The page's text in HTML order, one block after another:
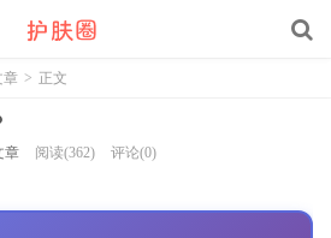
章 > 正文
章 阅读(362) 评论(0)